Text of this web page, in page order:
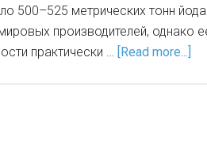
500–525 метрических тонн
производителей, однако
практически … [Read more...]